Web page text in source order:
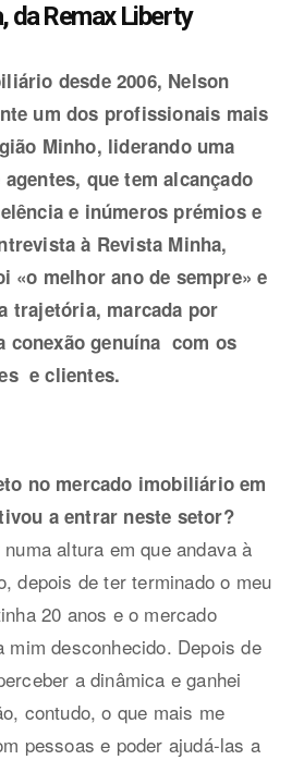
da Remax Liberty
desde 2006, Nelson
um dos profissionais mais
Minho, liderando uma
que tem alcançado
e inúmeros prémios e
à Revista Minha,
«o melhor ano de sempre» e
trajetória, marcada por
conexão genuína com os
e clientes.
no mercado imobiliário em
a entrar neste setor?
altura em que andava à
depois de ter terminado o meu
20 anos e o mercado
mim desconhecido. Depois de
a dinâmica e ganhei
contudo, o que mais me
pessoas e poder ajudá-las a